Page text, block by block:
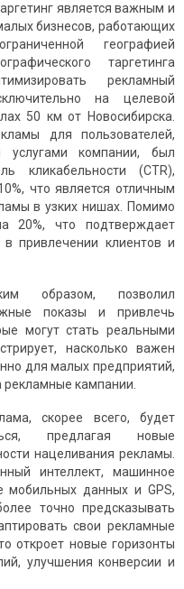
является важным и
бизнесов, работающих
географией
таргетинга
рекламный
на целевой
50 км от Новосибирска.
для пользователей,
услугами компании, был
кликабельности (CTR),
что является отличным
в узких нишах. Помимо
20%, что подтверждает
привлечении клиентов и
образом, позволил
показы и привлечь
могут стать реальными
насколько важен
для малых предприятий,
кампании.
скорее всего, будет
предлагая новые
нацеливания рекламы.
интеллект, машинное
мобильных данных и GPS,
точно предсказывать
свои рекламные
откроет новые горизонты
улучшения конверсии и